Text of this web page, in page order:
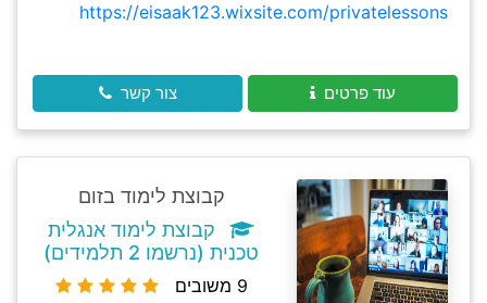
https://eisaak123.wixsite.com/privatelessons
עוד פרטים צור קשר
קבוצת לימוד בזום
קבוצת לימוד אנגלית
טכנית (נרשמו 2 תלמידים)
9 משובים